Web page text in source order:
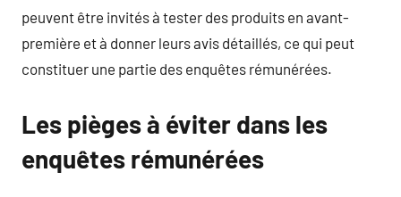
peuvent être invités à tester des produits en avant-
première et à donner leurs avis détaillés, ce qui peut
constituer une partie des enquêtes rémunérées.
Les pièges à éviter dans les
enquêtes rémunérées